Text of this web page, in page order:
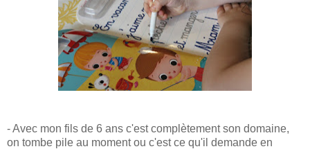
- Avec mon fils de 6 ans c'est complètement son domaine,
on tombe pile au moment ou c'est ce qu'il demande en